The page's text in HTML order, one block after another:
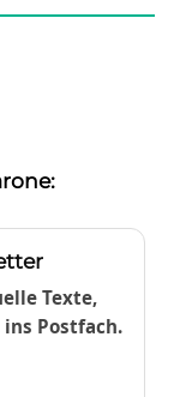
Texte,
Postfach.